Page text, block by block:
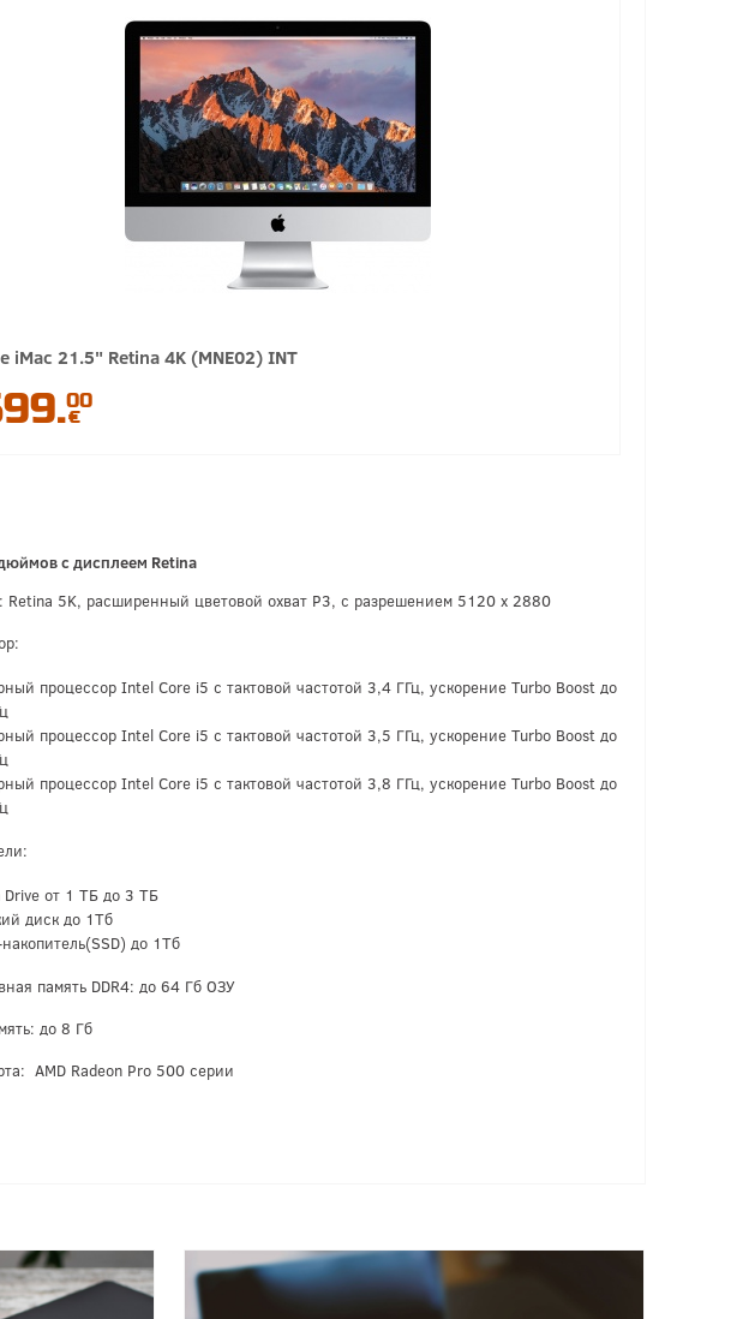
iMac 21.5" Retina 4K (MNE02) INT
00
€
с дисплеем Retina
Retina 5K, расширенный цветовой охват P3, с разрешением 5120 x 2880
процессор Intel Core i5 с тактовой частотой 3,4 ГГц, ускорение Turbo Boost до
процессор Intel Core i5 с тактовой частотой 3,5 ГГц, ускорение Turbo Boost до
процессор Intel Core i5 с тактовой частотой 3,8 ГГц, ускорение Turbo Boost до
Drive от 1 ТБ до 3 ТБ
диск до 1Тб
до 1Тб
память DDR4: до 64 Гб ОЗУ
до 8 Гб
AMD Radeon Pro 500 серии